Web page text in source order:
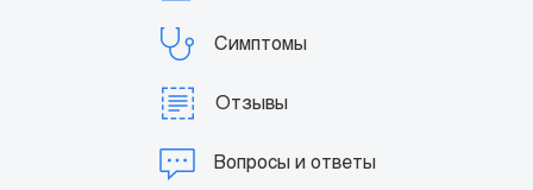
Симптомы
Отзывы
Вопросы и ответы